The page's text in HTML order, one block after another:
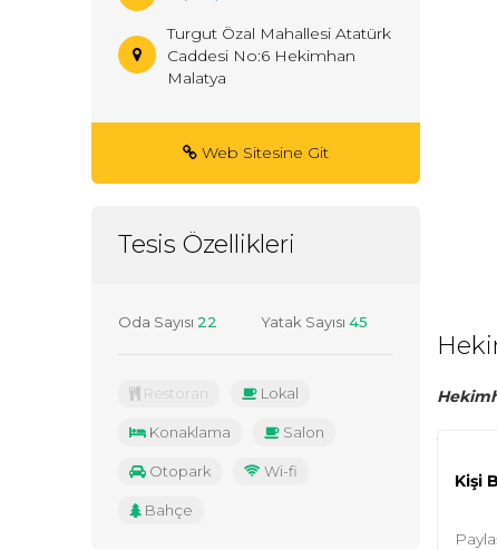
Kişi
Turgut Özal Mahallesi Atatürk
Caddesi No:6 Hekimhan
Malatya
Web Sitesine Git
Tesis Özellikleri
Oda Sayısı 22 Yatak Sayısı 45
Restoran Lokal
Konaklama Salon
Otopark Wi-fi
Bahçe